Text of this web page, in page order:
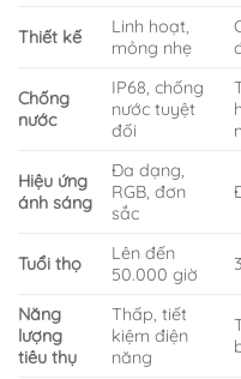
Thiết kế
Linh hoạt,
mỏng nhẹ
Chống
nước
IP68, chống
nước tuyệt
đối
Hiệu ứng
ánh sáng
Đa dạng,
RGB, đơn
sắc
Tuổi thọ
Lên đến
50.000 giờ
Năng
lượng
tiêu thụ
Thấp, tiết
kiệm điện
năng